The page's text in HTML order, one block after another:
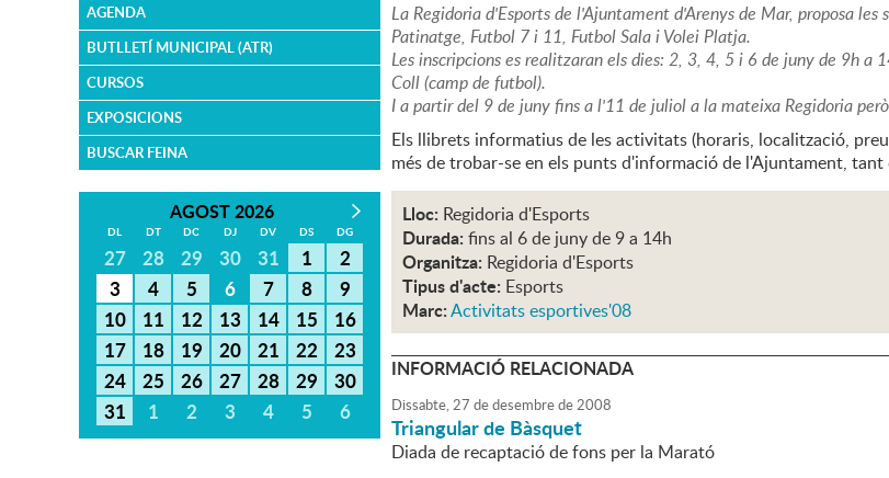
AGENDA
BUTLLETÍ MUNICIPAL (ATR)
CURSOS
EXPOSICIONS
BUSCAR FEINA
AGOST 2026
DL DT DC DJ DV DS DG
27 28 29 30 31 1
2
3
4 5 6 7 8
9
10
11 12 13 14 15
16
17
18 19 20 21 22
23
24
25 26 27 28 29
30
31
1 2 3 4 5 6
La Regidoria d'Esports de l'Ajuntament d'Arenys de Mar, proposa
Patinatge, Futbol 7 i 11, Futbol Sala i Volei Platja.
Les inscripcions es realitzaran els dies: 2, 3, 4, 5 i 6 de juny de 9h
Coll (camp de futbol).
I a partir del 9 de juny fins a l'11 de juliol a la mateixa Regidoria
Els llibrets informatius de les activitats (horaris, localització,
més de trobar-se en els punts d'informació de l'Ajuntament,
Lloc: Regidoria d'Esports
Durada: fins al 6 de juny de 9 a 14h
Organitza: Regidoria d'Esports
Tipus d'acte: Esports
Marc:Activitats esportives'08
INFORMACIÓ RELACIONADA
Dissabte,27 dedesembrede2008
Triangular de Bàsquet
Diada de recaptació de fons per la Marató